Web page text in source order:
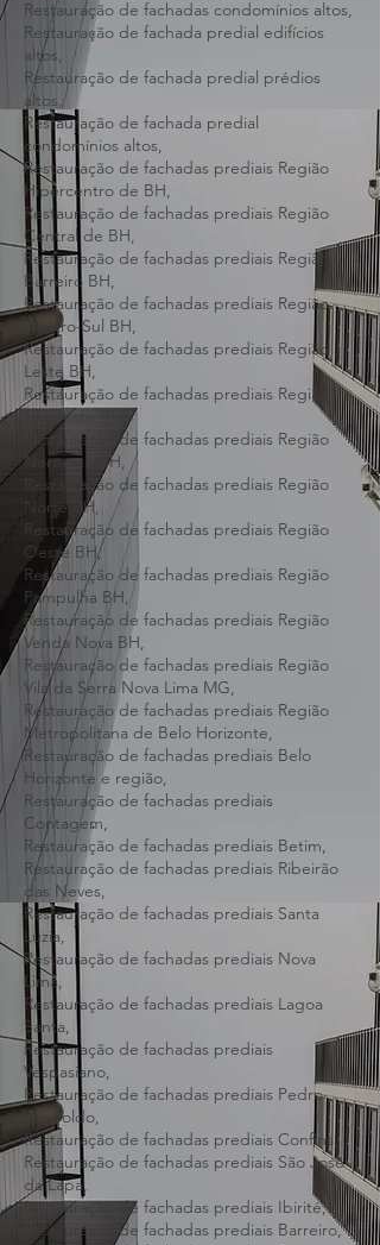
Restauração de fachadas edifícios altos,
Restauração de fachadas prédios altos,
Restauração de fachadas condomínios altos,
Restauração de fachada predial edifícios
altos,
Restauração de fachada predial prédios
altos,
Restauração de fachada predial
condomínios altos,
Restauração de fachadas prediais Região
Hipercentro de BH,
Restauração de fachadas prediais Região
Central de BH,
Restauração de fachadas prediais Região
Barreiro BH,
Restauração de fachadas prediais Região
Centro-Sul BH,
Restauração de fachadas prediais Região
Leste BH,
Restauração de fachadas prediais Região
Nordeste BH,
Restauração de fachadas prediais Região
Noroeste BH,
Restauração de fachadas prediais Região
Norte BH,
Restauração de fachadas prediais Região
Oeste BH,
Restauração de fachadas prediais Região
Pampulha BH,
Restauração de fachadas prediais Região
Venda Nova BH,
Restauração de fachadas prediais Região
Vila da Serra Nova Lima MG,
Restauração de fachadas prediais Região
Metropolitana de Belo Horizonte,
Restauração de fachadas prediais Belo
Horizonte e região,
Restauração de fachadas prediais
Contagem,
Restauração de fachadas prediais Betim,
Restauração de fachadas prediais Ribeirão
das Neves,
Restauração de fachadas prediais Santa
Luzia,
Restauração de fachadas prediais Nova
Lima,
Restauração de fachadas prediais Lagoa
Santa,
Restauração de fachadas prediais
Vespasiano,
Restauração de fachadas prediais Pedro
Leopoldo,
Restauração de fachadas prediais Confins,
Restauração de fachadas prediais São José
da Lapa,